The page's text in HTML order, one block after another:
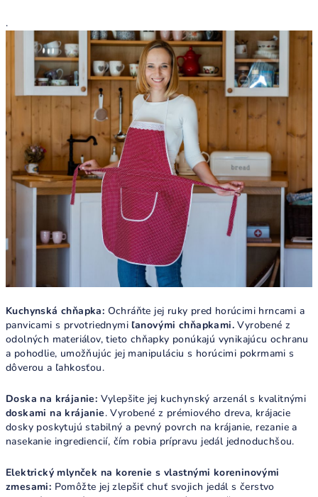
.
Kuchynská chňapka: Ochráňte jej ruky pred horúcimi hrncami a
panvicami s prvotriednymi ľanovými chňapkami. Vyrobené z
odolných materiálov, tieto chňapky ponúkajú vynikajúcu ochranu
a pohodlie, umožňujúc jej manipuláciu s horúcimi pokrmami s
dôverou a ľahkosťou.
Doska na krájanie: Vylepšite jej kuchynský arzenál s kvalitnými
doskami na krájanie. Vyrobené z prémiového dreva, krájacie
dosky poskytujú stabilný a pevný povrch na krájanie, rezanie a
nasekanie ingrediencií, čím robia prípravu jedál jednoduchšou.
Elektrický mlynček na korenie s vlastnými koreninovými
zmesami: Pomôžte jej zlepšiť chuť svojich jedál s čerstvo